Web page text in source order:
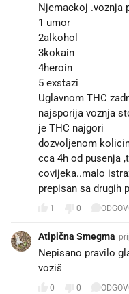
Njemackoj .voznja
1 umor
2alkohol
3kokain
4heroin
5 exstazi
Uglavnom THC
najsporija voznja
je THC
dozvoljenom
cca 4h od pusenja
covijeka..malo
prepisan sa drugih
1 0
Atipična Smegma
Nepisano pravilo
voziš
0 0